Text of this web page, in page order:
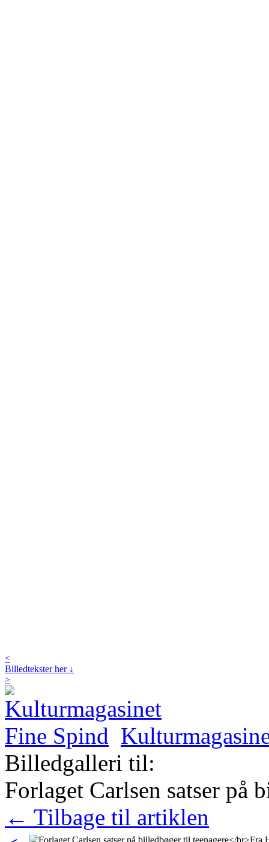
<
Billedtekster her ↓
>
Billedgalleri til:
Forlaget Carlsen satser på
← Tilbage til artiklen